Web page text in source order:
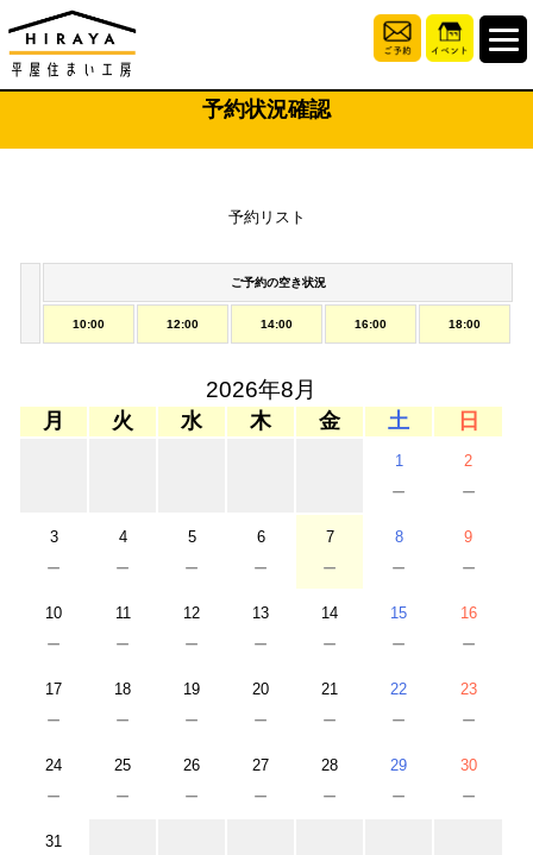
予約状況確認
予約リスト
ご予約の空き状況
10:00 12:00 14:00 16:00 18:00
2026年8月
月 火 水 木 金 土 日
1
－
2
－
3
－
4
－
5
－
6
－
7
－
8
－
9
－
10
－
11
－
12
－
13
－
14
－
15
－
16
－
17
－
18
－
19
－
20
－
21
－
22
－
23
－
24
－
25
－
26
－
27
－
28
－
29
－
30
－
31